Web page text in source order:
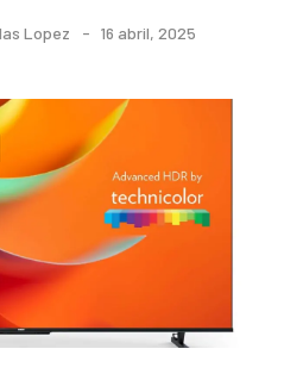
Lopez 16 abril, 2025